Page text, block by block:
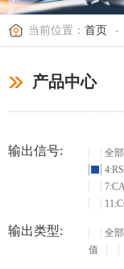
当前位置： 首页 -
产品中心
输出信号: 全部
输出类型: 全部
值